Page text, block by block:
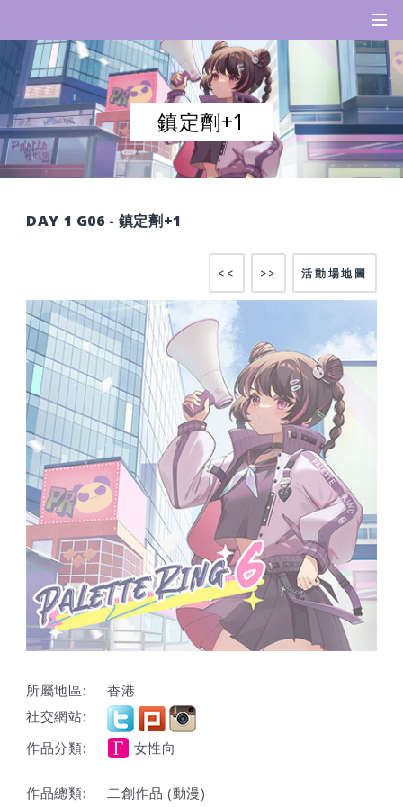
鎮定劑+1
DAY 1 G06 - 鎮定劑+1
活動場地圖
>>
<<
所屬地區:
香港
社交網站:
作品分類:
女性向
作品總類: 二創作品 (動漫)